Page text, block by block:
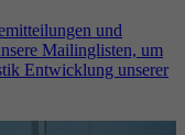
und
Mailinglisten, um
Entwicklung unserer